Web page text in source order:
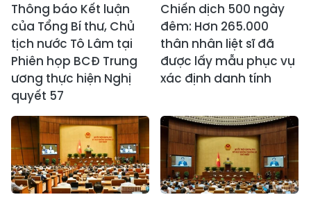
Thông báo Kết luận
của Tổng Bí thư, Chủ
tịch nước Tô Lâm tại
Phiên họp BCĐ Trung
ương thực hiện Nghị
quyết 57
Chiến dịch 500 ngày
đêm: Hơn 265.000
thân nhân liệt sĩ đã
được lấy mẫu phục vụ
xác định danh tính